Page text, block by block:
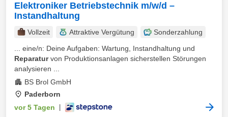
Elektroniker Betriebstechnik m/w/d –
Instandhaltung
Vollzeit Attraktive Vergütung
Sonderzahlung
... eine/n: Deine Aufgaben: Wartung, Instandhaltung und
Reparaturvon Produktionsanlagen sicherstellen Störungen
analysieren ...
BS Brol GmbH
Paderborn
vor 5 Tagen